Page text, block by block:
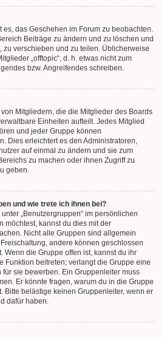
es, das Geschehen im Forum zu beobachten.
Beiträge zu ändern und zu löschen und
zu verschieben und zu teilen. Üblicherweise
„offtopic“, d. h. etwas nicht zum
bzw. Angreifendes schreiben.
Mitgliedern, die die Mitglieder des Boards
Einheiten aufteilt. Jedes Mitglied
und jeder Gruppe können
Dies erleichtert es den Administratoren,
auf einmal zu ändern und sie zum
zu machen oder ihnen Zugriff zu
geben.
und wie trete ich ihnen bei?
„Benutzergruppen“ im persönlichen
möchtest, kannst du dies mit der
Nicht alle Gruppen sind allgemein
andere können geschlossen
Wenn die Gruppe offen ist, kannst du ihr
Funktion beitreten; verlangt die Gruppe eine
für sie bewerben. Ein Gruppenleiter muss
Er könnte fragen, warum du in die Gruppe
Bitte belästige keinen Gruppenleiter, wenn er
dafür haben.